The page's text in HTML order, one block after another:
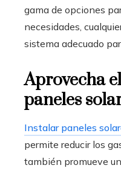
gama de opciones
necesidades,
sistema adecuado
Aprovecha
paneles
Instalar paneles
permite reducir los
también promueve